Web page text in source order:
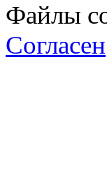
Файлы
Согласен